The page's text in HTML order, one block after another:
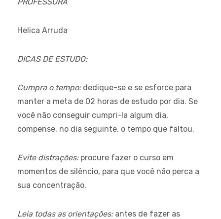
Helica Arruda
DICAS DE ESTUDO:
Cumpra o tempo: dedique-se e se esforce para
manter a meta de 02 horas de estudo por dia. Se
você não conseguir cumpri-la algum dia,
compense, no dia seguinte, o tempo que faltou.
Evite distrações:procure fazer o curso em
momentos de silêncio, para que você não perca a
sua concentração.
Leia todas as orientações:antes de fazer as